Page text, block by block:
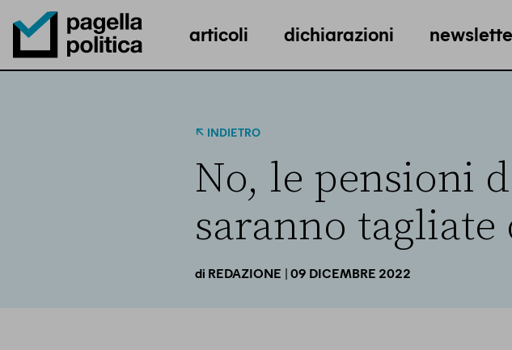
Pagella Politica Logo
articoli dichiarazioni
INDIETRO
No, le pensioni
saranno tagliate
di REDAZIONE | 09 DICEMBRE 2022